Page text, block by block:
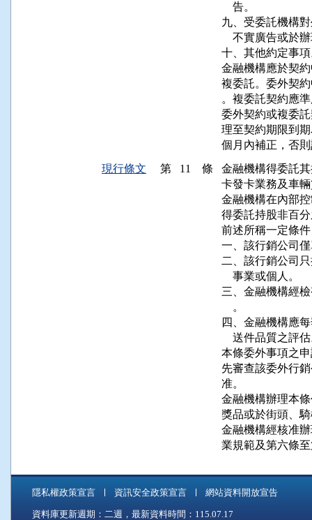
    告。
九、受委託機構
不實廣告或於
十、其他約定事
金融機構應於契
複委託。委外契
。複委託契約應
委外契約或複委
理至契約期限到
個月內補正，否
現行條文
第 11 條
金融機構得委託
卡發卡業務及車
金融機構在內部
得委託持股非百
前述所稱一定條
一、該行銷公司
二、該行銷公司
    事業或個人。
三、金融機構經
    。
四、金融機構應
送件品質之評
本條委外事項之
先審查該委外行
准。
金融機構辦理本
獎品或於街頭、
金融機構經核准
業規範及第六條
隱私權政策宣言 資訊安全政策宣言 網站資料開放宣告
資料庫更新週期：二週，最新資料時間：115.07.17